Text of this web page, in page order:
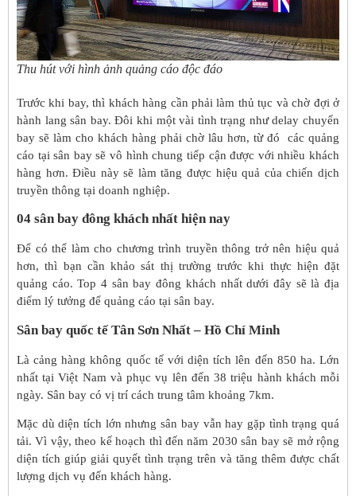
Thu hút với hình ảnh quảng cáo độc đáo
Trước khi bay, thì khách hàng cần phải làm thủ tục và chờ đợi ở
hành lang sân bay. Đôi khi một vài tình trạng như delay chuyến
bay sẽ làm cho khách hàng phải chờ lâu hơn, từ đó các quảng
cáo tại sân bay sẽ vô hình chung tiếp cận được với nhiều khách
hàng hơn. Điều này sẽ làm tăng được hiệu quả của chiến dịch
truyền thông tại doanh nghiệp.
04 sân bay đông khách nhất hiện nay
Để có thể làm cho chương trình truyền thông trở nên hiệu quả
hơn, thì bạn cần khảo sát thị trường trước khi thực hiện đặt
quảng cáo. Top 4 sân bay đông khách nhất dưới đây sẽ là địa
điểm lý tưởng để quảng cáo tại sân bay.
Sân bay quốc tế Tân Sơn Nhất – Hồ Chí Minh
Là cảng hàng không quốc tế với diện tích lên đến 850 ha. Lớn
nhất tại Việt Nam và phục vụ lên đến 38 triệu hành khách mỗi
ngày. Sân bay có vị trí cách trung tâm khoảng 7km.
Mặc dù diện tích lớn nhưng sân bay vẫn hay gặp tình trạng quá
tải. Vì vậy, theo kế hoạch thì đến năm 2030 sân bay sẽ mở rộng
diện tích giúp giải quyết tình trạng trên và tăng thêm được chất
lượng dịch vụ đến khách hàng.